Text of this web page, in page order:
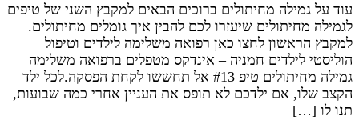
עוד על גמילה מחיתולים ברוכים הבאים למקבץ השני של טיפים
לגמילה מחיתולים שיעזרו לכם להבין איך גומלים מחיתולים.
למקבץ הראשון לחצו כאן רפואה משלימה לילדים וטיפול
הוליסטי לילדים חמניה – אינדקס מטפלים ברפואה משלימה
גמילה מחיתולים טיפ #13 אל תחששו לקחת הפסקה.לכל ילד
הקצב שלו, אם ילדכם לא תופס את העניין אחרי כמה שבועות,
תנו לו […]